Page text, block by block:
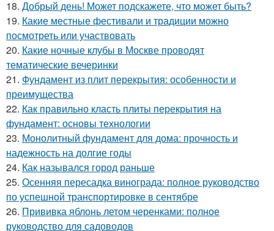
18. Добрый день! Может подскажете, что может быть?
19. Какие местные фестивали и традиции можно
посмотреть или участвовать
20. Какие ночные клубы в Москве проводят
тематические вечеринки
21. Фундамент из плит перекрытия: особенности и
преимущества
22. Как правильно класть плиты перекрытия на
фундамент: основы технологии
23. Монолитный фундамент для дома: прочность и
надежность на долгие годы
24. Как назывался город раньше
25. Осенняя пересадка винограда: полное руководство
по успешной транспортировке в сентябре
26. Прививка яблонь летом черенками: полное
руководство для садоводов